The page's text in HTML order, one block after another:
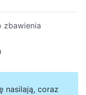
zbawienia
nasilają, coraz